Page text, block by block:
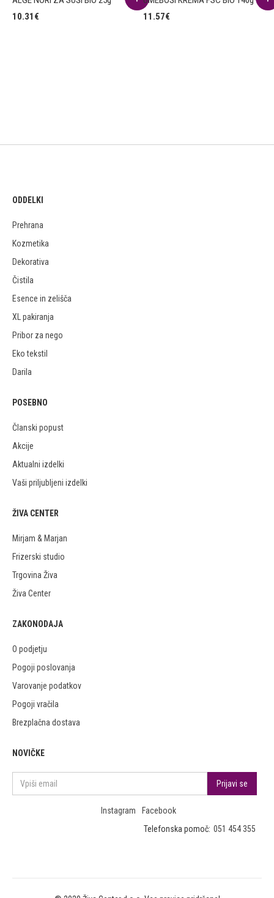
10.31 €
11.57€
ODDELKI
Prehrana
Kozmetika
Dekorativa
Čistila
Esence in zelišča
XL pakiranja
Pribor za nego
Eko tekstil
Darila
POSEBNO
Članski popust
Akcije
Aktualni izdelki
Vaši priljubljeni izdelki
ŽIVA CENTER
Mirjam & Marjan
Frizerski studio
Trgovina Živa
Živa Center
ZAKONODAJA
O podjetju
Pogoji poslovanja
Varovanje podatkov
Pogoji vračila
Brezplačna dostava
NOVIČKE
Instagram
Facebook
Telefonska pomoč: 051 454 355